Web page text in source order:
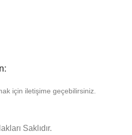
için iletişime geçebilirsiniz.
Saklıdır.